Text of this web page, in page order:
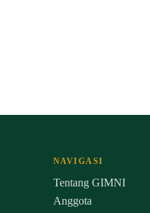
NAVIGASI
Tentang GIMNI
Anggota